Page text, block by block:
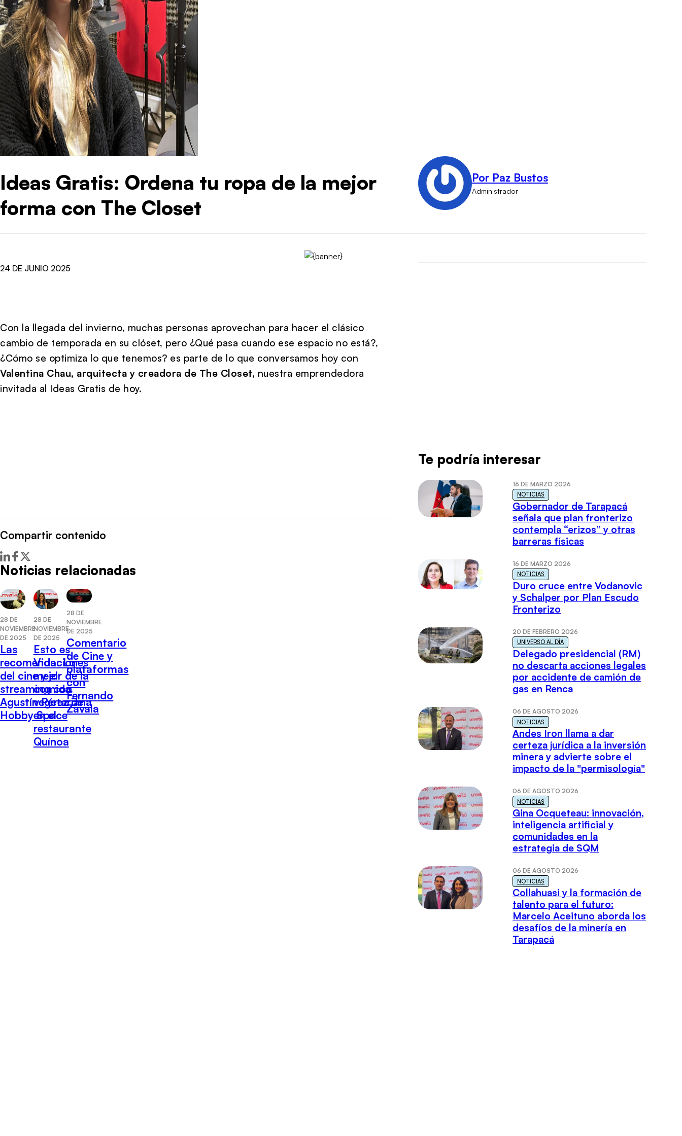
Ideas Gratis: Ordena tu ropa de la mejor
forma con The Closet
Por Paz Bustos
Administrador
24 DE JUNIO 2025
Con la llegada del invierno, muchas personas aprovechan para hacer el clásico
cambio de temporada en su clóset, pero ¿Qué pasa cuando ese espacio no está?,
¿Cómo se optimiza lo que tenemos? es parte de lo que conversamos hoy con
Valentina Chau, arquitecta y creadora de The Closet, nuestra emprendedora
invitada al Ideas Gratis de hoy.
Compartir contenido
Noticias relacionadas
28 DE
NOVIEMBRE
DE 2025
Las
recomendaciones
del cine y el
streaming con
Agustín Pérez de
Hobby Space
28 DE
NOVIEMBRE
DE 2025
Esto es
Vida: Lo
mejor de la
comida
vegetariana
en el
restaurante
Quínoa
28 DE
NOVIEMBRE
DE 2025
Comentario
de Cine y
plataformas
con
Fernando
Zavala
Te podría interesar
16 DE MARZO 2026
NOTICIAS
Gobernador de Tarapacá
señala que plan fronterizo
contempla “erizos” y otras
barreras físicas
16 DE MARZO 2026
NOTICIAS
Duro cruce entre Vodanovic
y Schalper por Plan Escudo
Fronterizo
20 DE FEBRERO 2026
UNIVERSO AL DÍA
Delegado presidencial (RM)
no descarta acciones legales
por accidente de camión de
gas en Renca
06 DE AGOSTO 2026
NOTICIAS
Andes Iron llama a dar
certeza jurídica a la inversión
minera y advierte sobre el
impacto de la "permisología"
06 DE AGOSTO 2026
NOTICIAS
Gina Ocqueteau: innovación,
inteligencia artificial y
comunidades en la
estrategia de SQM
06 DE AGOSTO 2026
NOTICIAS
Collahuasi y la formación de
talento para el futuro:
Marcelo Aceituno aborda los
desafíos de la minería en
Tarapacá